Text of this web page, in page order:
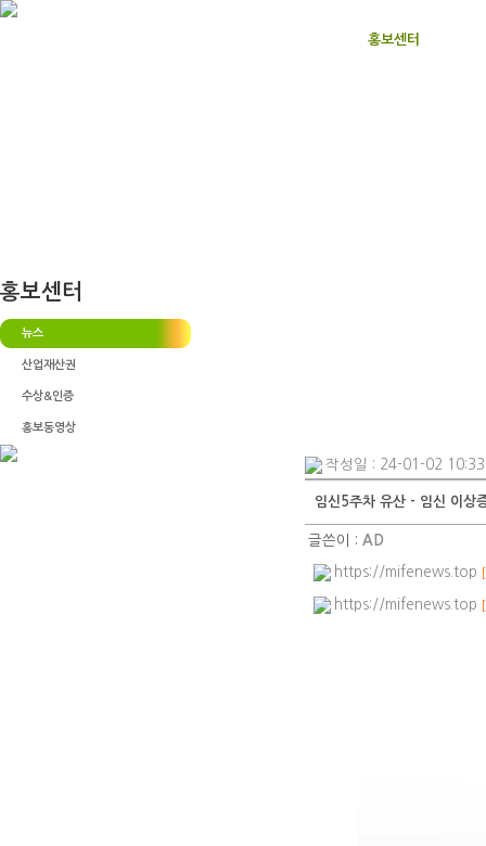
홍보센터
홍보센터
뉴스
산업재산권
수상&인증
홍보동영상
작성일 : 24-01-02 10:33
임신5주차 유산 - 임신 이상
글쓴이 :AD
https://mifenews.top
https://mifenews.top